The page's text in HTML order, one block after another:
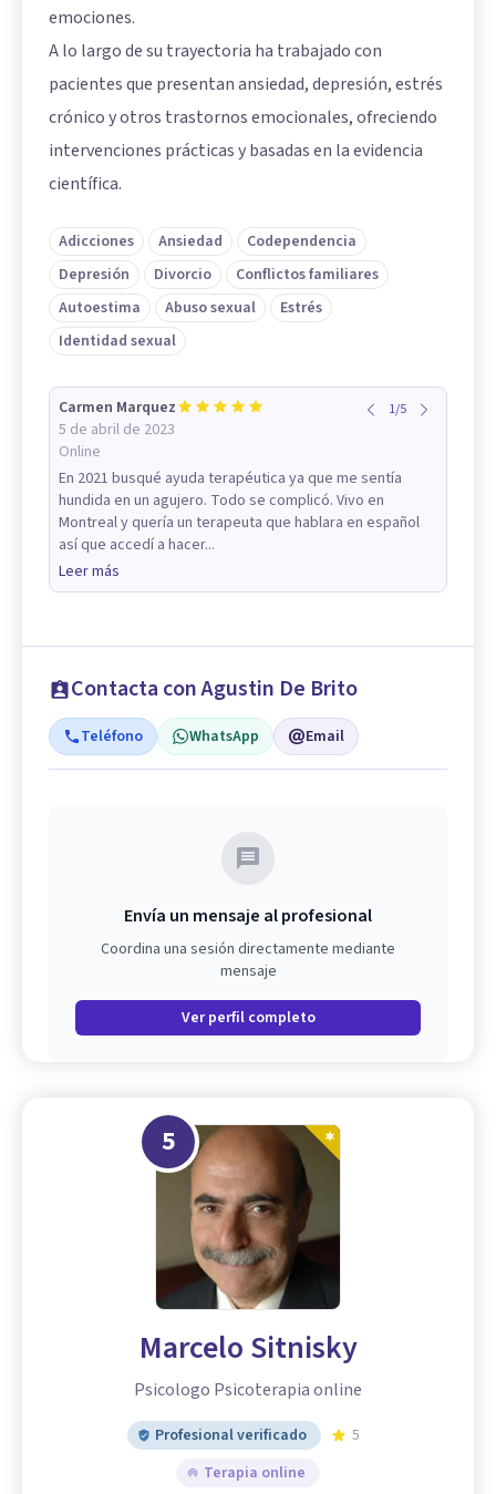
emociones.
A lo largo de su trayectoria ha trabajado con
pacientes que presentan ansiedad, depresión, estrés
crónico y otros trastornos emocionales, ofreciendo
intervenciones prácticas y basadas en la evidencia
científica.
Adicciones Ansiedad
Codependencia
Depresión
Divorcio
Conflictos familiares
Autoestima
Abuso sexual
Estrés
Identidad sexual
Carmen Marquez
5 de abril de 2023
Online
1/5
En 2021 busqué ayuda terapéutica ya que me sentía
hundida en un agujero. Todo se complicó. Vivo en
Montreal y quería un terapeuta que hablara en español
así que accedí a hacer...
Leer más
Contacta con Agustin De Brito
Teléfono WhatsApp Email
Envía un mensaje al profesional
Coordina una sesión directamente mediante
mensaje
Ver perfil completo
5
Marcelo Sitnisky
Psicologo Psicoterapia online
Profesional verificado
5
Terapia online